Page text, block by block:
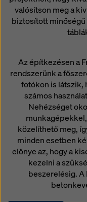
valósítson meg a
biztosított
Az építkezésen a
rendszerünk a
fotókon is látszik,
számos
Nehézséget
közelíthető meg,
minden esetben
előnye az, hogy a
kezelni a
beszerelésig. A
hozzáférhetnek, és
jogorvoslati
kattintva, vagy a
beállításokra
elutasíthatja a
weboldal alján
bármikor
és indoklás nélkül.
További
szabályzatunkban
Önnek a cookie-k
beállítások).